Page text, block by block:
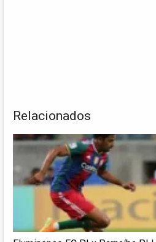
Relacionados